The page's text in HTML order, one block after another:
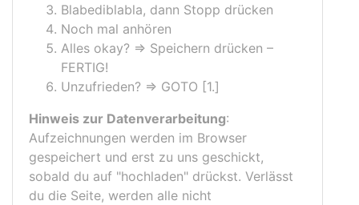
Blabediblabla, dann Stopp drücken
Noch mal anhören
Alles okay? => Speichern drücken –
FERTIG!
Unzufrieden? => GOTO [1.]
Hinweis zur Datenverarbeitung:
Aufzeichnungen werden im Browser
gespeichert und erst zu uns geschickt,
sobald du auf "hochladen" drückst. Verlässt
du die Seite, werden alle nicht